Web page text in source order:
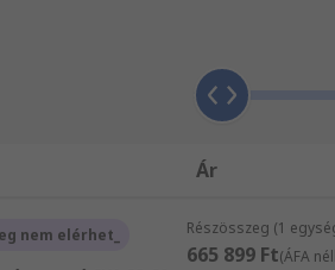
Nálunk minden vezető gyártó
termékek, többek között
forduljon bizalommal
Ár
nem elérhet_ Részösszeg (1
665 899 Ft(ÁFA